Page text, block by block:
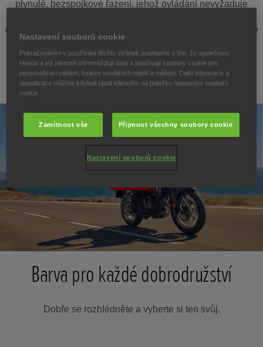
plynulé, bezspojkové řazení, jehož ovládání nevyžaduje
displej se systémem Honda RoadSync, zatímco dvouválcový
motor splňující normu A2 nabízí flexibilní a příjemný výkon s
řízením trakce HSTC. Dobrodružství začíná.
Barva pro každé dobrodružství
Dobře se rozhlédněte a vyberte si ten svůj.
Nastavení souborů cookie
Pokračováním v používání těchto stránek souhlasíte s tím, že společnost
Honda a její partneři shromažďují data a používají soubory cookie pro
personalizaci reklam, funkce sociálních médií a měření. Další informace a
aktualizace můžete kdykoli zjistit kliknutím na položku Nastavení souborů
cookie
Zamítnout vše Přijmout všechny soubory cookie
Nastavení souborů cookie